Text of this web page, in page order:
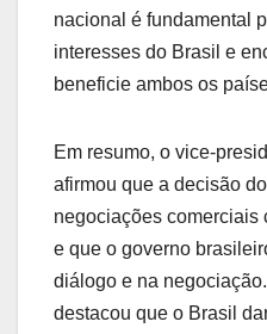
nacional é fundamental
interesses do Brasil e
beneficie ambos os
Em resumo, o vice-
afirmou que a decisão
negociações comerciais
e que o governo
diálogo e na
destacou que o Brasil